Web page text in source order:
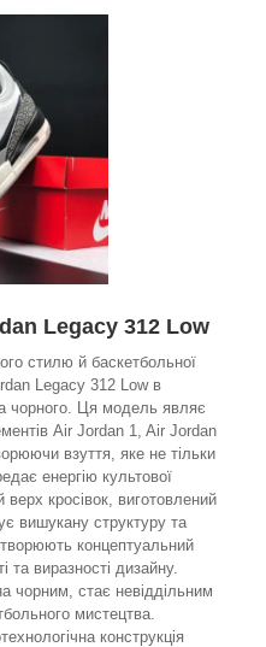
Legacy 312 Low
стилю й баскетбольної
Legacy 312 Low в
чорного. Ця модель являє
Air Jordan 1, Air Jordan
взуття, яке не тільки
енергію культової
кросівок, виготовлений
вишукану структуру та
концептуальний
та виразності дизайну.
чорним, стає невіддільним
мистецтва.
конструкція